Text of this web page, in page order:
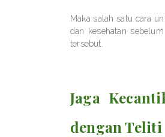
Maka salah satu cara
dan kesehatan
tersebut.
Jaga
dengan Teliti